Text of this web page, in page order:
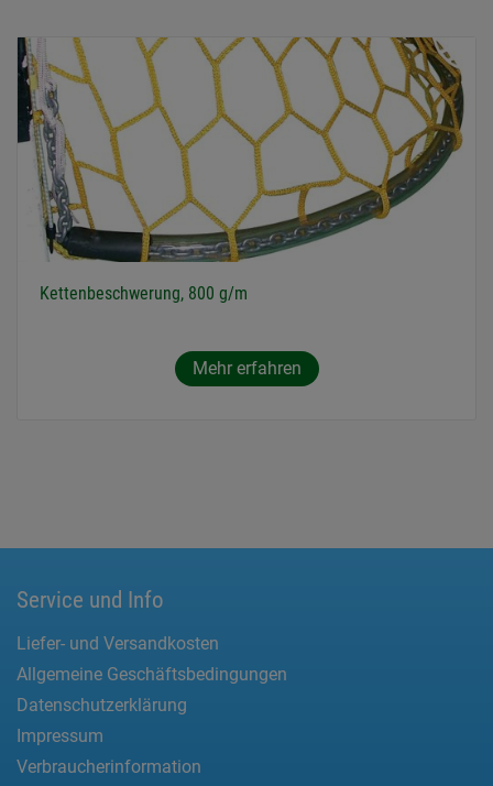
Kettenbeschwerung, 800 g/m
Mehr erfahren
Service und Info
Liefer- und Versandkosten
Allgemeine Geschäftsbedingungen
Datenschutzerklärung
Impressum
Verbraucherinformation